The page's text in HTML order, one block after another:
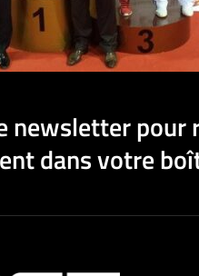
newsletter
dans votre